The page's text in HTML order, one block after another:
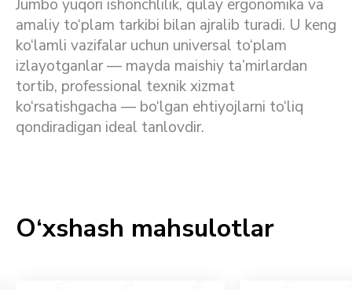
Jumbo yuqori ishonchlilik, qulay ergonomika va
amaliy to‘plam tarkibi bilan ajralib turadi. U keng
ko‘lamli vazifalar uchun universal to‘plam
izlayotganlar — mayda maishiy ta’mirlardan
tortib, professional texnik xizmat
ko‘rsatishgacha — bo‘lgan ehtiyojlarni to‘liq
qondiradigan ideal tanlovdir.
O‘xshash mahsulotlar